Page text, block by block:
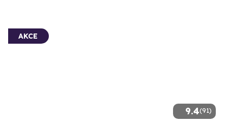
9.4(91)
AKCE